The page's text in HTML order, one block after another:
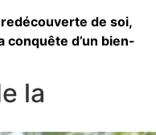
de soi,
conquête d’un bien-
la